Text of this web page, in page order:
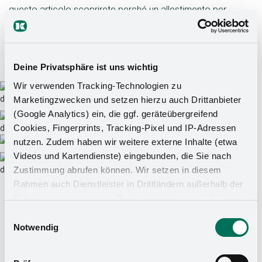
Deine Privatsphäre ist uns wichtig
Wir verwenden Tracking-Technologien zu
Marketingzwecken und setzen hierzu auch Drittanbieter
(Google Analytics) ein, die ggf. geräteübergreifend
Cookies, Fingerprints, Tracking-Pixel und IP-Adressen
nutzen. Zudem haben wir weitere externe Inhalte (etwa
Videos und Kartendienste) eingebunden, die Sie nach
Zustimmung abrufen können. Wir setzen in diesem
Rahmen auch Dienstleister in Drittländern außerhalb der
EU ohne angemessenes Datenschutzniveau (USA) ein,
zu Sicherheits- und Überwachungszwecken zugreifen,
Rechtsmittel einlegen können. Mit Ihrer Einstellung
Notwendig
questo articolo scoprirete perché un allestimento per
negozi efficiente è fondamentale per le farmacie e come
La giusta collocazione degli articoli